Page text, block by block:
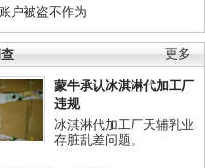
户被盗不作为
更多
蒙牛承认冰淇淋代加工厂
违规
冰淇淋代加工厂天辅乳业
存脏乱差问题。